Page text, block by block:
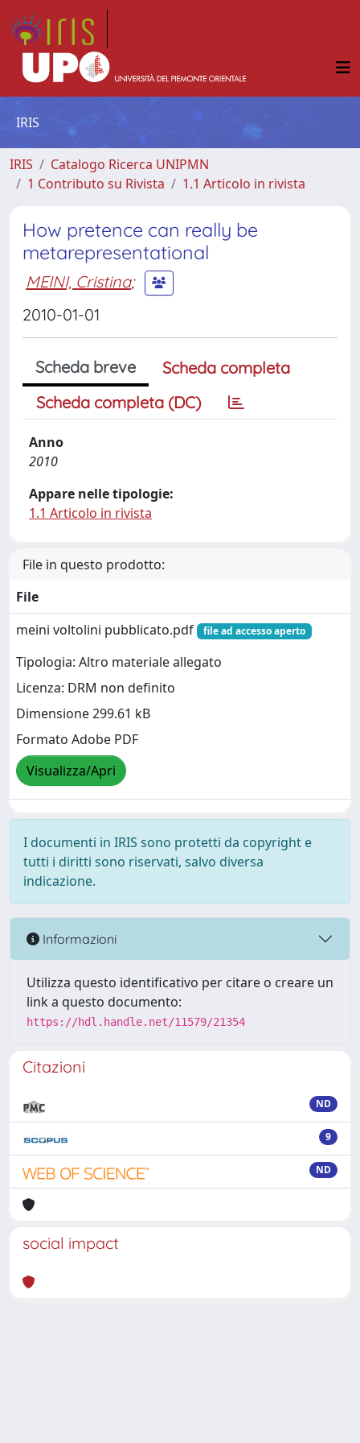
IRIS
IRIS
Catalogo Ricerca UNIPMN
1 Contributo su Rivista
1.1 Articolo in rivista
How pretence can really be
metarepresentational
MEINI, Cristina;
2010-01-01
Scheda breve
Scheda completa
Scheda completa (DC)
Anno
2010
Appare nelle tipologie:
1.1 Articolo in rivista
File in questo prodotto:
File
meini voltolini pubblicato.pdf
file ad accesso aperto
Tipologia: Altro materiale allegato
Licenza: DRM non definito
Dimensione 299.61 kB
Formato Adobe PDF
Visualizza/Apri
I documenti in IRIS sono protetti da copyright e
tutti i diritti sono riservati, salvo diversa
indicazione.
Informazioni
Utilizza questo identificativo per citare o creare un
link a questo documento:
https://hdl.handle.net/11579/21354
Citazioni
ND
9
ND
social impact